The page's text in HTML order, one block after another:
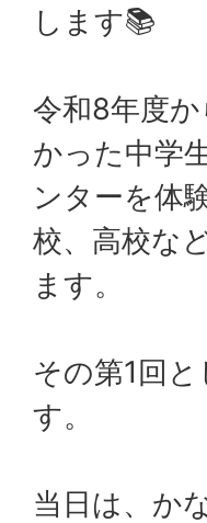
します📚
令和8年度
かった中学
ンターを体
校、高校な
ます。
その第1回
す。
当日は、か